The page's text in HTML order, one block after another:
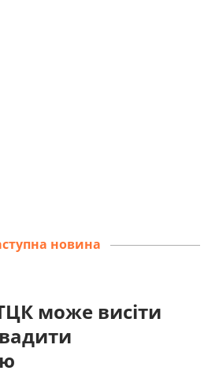
новина
може висіти